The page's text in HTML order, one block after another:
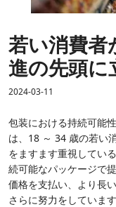
若い消費者
進の先頭に
2024-03-11
包装における持続可能
は、18 ～ 34 歳の若い
をますます重視してい
続可能なパッケージで
価格を支払い、より長
さらに努力をしています